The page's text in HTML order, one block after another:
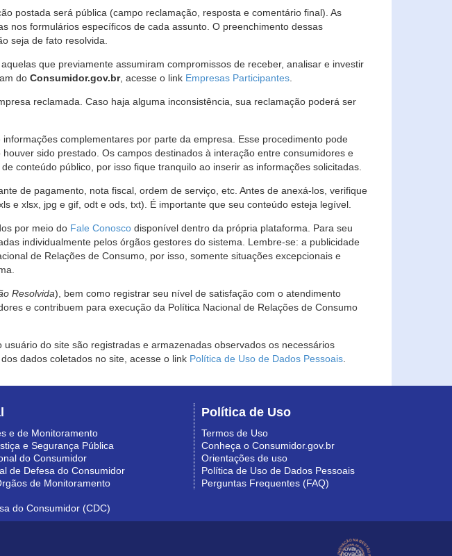
postada será pública (campo reclamação, resposta e comentário final). As
nos formulários específicos de cada assunto. O preenchimento dessas
seja de fato resolvida.
que previamente assumiram compromissos de receber, analisar e investir
do Consumidor.gov.br, acesse o link Empresas Participantes
reclamada. Caso haja alguma inconsistência, sua reclamação poderá ser
complementares por parte da empresa. Esse procedimento pode
sido prestado. Os campos destinados à interação entre consumidores e
conteúdo público, por isso fique tranquilo ao inserir as informações solicitadas.
de pagamento, nota fiscal, ordem de serviço, etc. Antes de anexá-los, verifique
e xlsx, jpg e gif, odt e ods, txt). É importante que seu conteúdo esteja legível.
por meio do Fale Conosco disponível dentro da própria plataforma. Para seu
individualmente pelos órgãos gestores do sistema. Lembre-se: a publicidade
de Relações de Consumo, por isso, somente situações excepcionais e
Resolvida), bem como registrar seu nível de satisfação com o atendimento
e contribuem para execução da Política Nacional de Relações de Consumo
do site são registradas e armazenadas observados os necessários
dados coletados no site, acesse o link Política de Uso de Dados Pessoais
e de Monitoramento
e Segurança Pública
do Consumidor
de Defesa do Consumidor
de Monitoramento
do Consumidor (CDC)
Política de Uso
Termos de Uso
Conheça o Consumidor.gov.br
Orientações de uso
Política de Uso de Dados Pessoais
Perguntas Frequentes (FAQ)